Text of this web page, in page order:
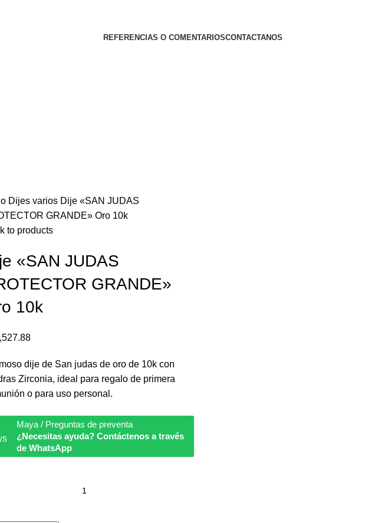
REFERENCIAS O COMENTARIOSCONTACTANOS
Dijes varios Dije «SAN JUDAS
GRANDE» Oro 10k
to products
«SAN JUDAS
GRANDE»
10k
dije de San judas de oro de 10k con
Zirconia, ideal para regalo de primera
o para uso personal.
Maya / Preguntas de preventa
¿Necesitas ayuda? Contáctenos a través
de WhatsApp